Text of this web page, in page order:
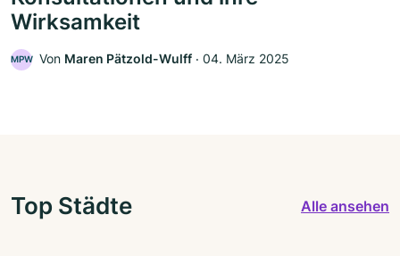
Wirksamkeit
MPW Von Maren Pätzold-Wulff ‧ 04. März 2025
Top Städte Alle ansehen